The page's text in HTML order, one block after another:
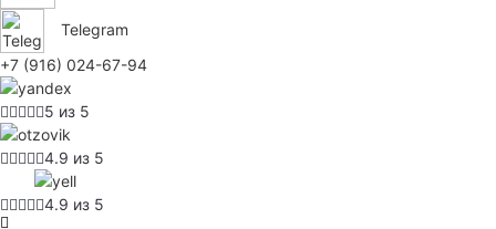
Telegram
+7 (916) 024-67-94
5 из 5
4.9 из 5
4.9 из 5